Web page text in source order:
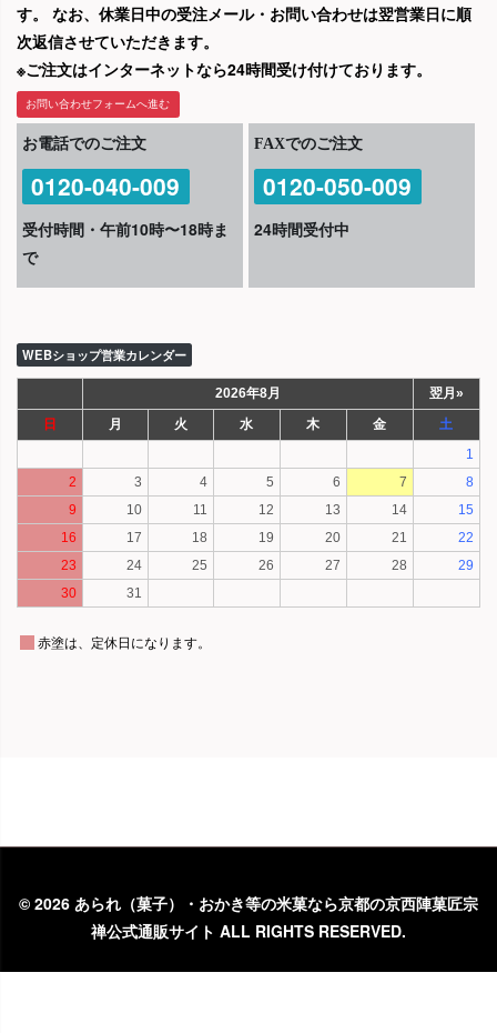
す。 なお、休業日中の受注メール・お問い合わせは翌営業日に順
次返信させていただきます。
※ご注文はインターネットなら24時間受け付けております。
お問い合わせフォームへ進む
お電話でのご注文
0120-040-009
受付時間・午前10時〜18時ま
で
FAXでのご注文
0120-050-009
24時間受付中
WEBショップ営業カレンダー
© 2026 あられ（菓子）・おかき等の米菓なら京都の京西陣菓匠宗
禅公式通販サイト ALL RIGHTS RESERVED.